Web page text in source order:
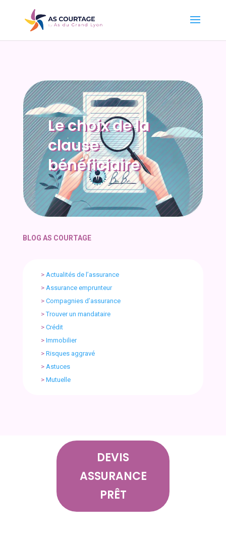
Le choix de la
clause
bénéficiaire
BLOG AS COURTAGE
> Actualités de l’assurance
> Assurance emprunteur
> Compagnies d’assurance
>Trouver un mandataire
> Crédit
> Immobilier
> Risques aggravé
> Astuces
> Mutuelle
DEVIS
ASSURANCE
PRÊT